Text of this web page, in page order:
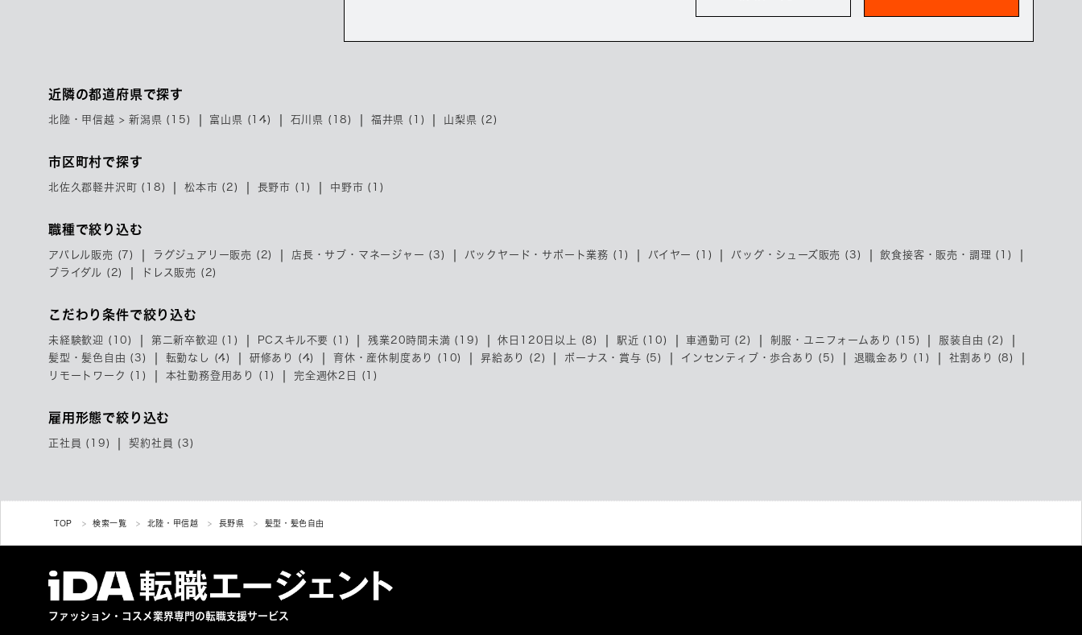
近隣の都道府県で探す
北陸・甲信越 > 新潟県 (15) 富山県 (14) 石川県 (18) 福井県 (1) 山梨県 (2)
市区町村で探す
北佐久郡軽井沢町 (18) 松本市 (2) 長野市 (1) 中野市 (1)
職種で絞り込む
アパレル販売 (7) ラグジュアリー販売 (2) 店長・サブ・マネージャー (3) バックヤード・サポート業務 (1) バイヤー (1) バッグ・シューズ販売 (3)
飲食接客・販売・調理 (1)
ブライダル (2)
ドレス販売 (2)
こだわり条件で絞り込む
未経験歓迎 (10) 第二新卒歓迎 (1) PCスキル不要 (1) 残業20時間未満 (19) 休日120日以上 (8) 駅近 (10) 車通勤可 (2) 制服・ユニフォームあり (15)
服装自由 (2)
髪型・髪色自由 (3)
転勤なし (4) 研修あり (4) 育休・産休制度あり (10) 昇給あり (2) ボーナス・賞与 (5) インセンティブ・歩合あり (5) 退職金あり (1)
社割あり (8)
リモートワーク (1)
本社勤務登用あり (1) 完全週休2日 (1)
雇用形態で絞り込む
正社員 (19) 契約社員 (3)
TOP 検索一覧 北陸・甲信越 長野県 髪型・髪色自由
ファッション・コスメ業界専門の転職支援サービス